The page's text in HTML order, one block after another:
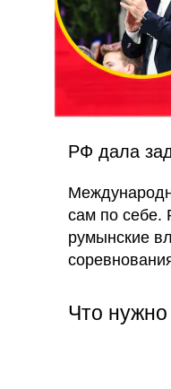
РФ дала
сам по себе.
румынские
Что нужно